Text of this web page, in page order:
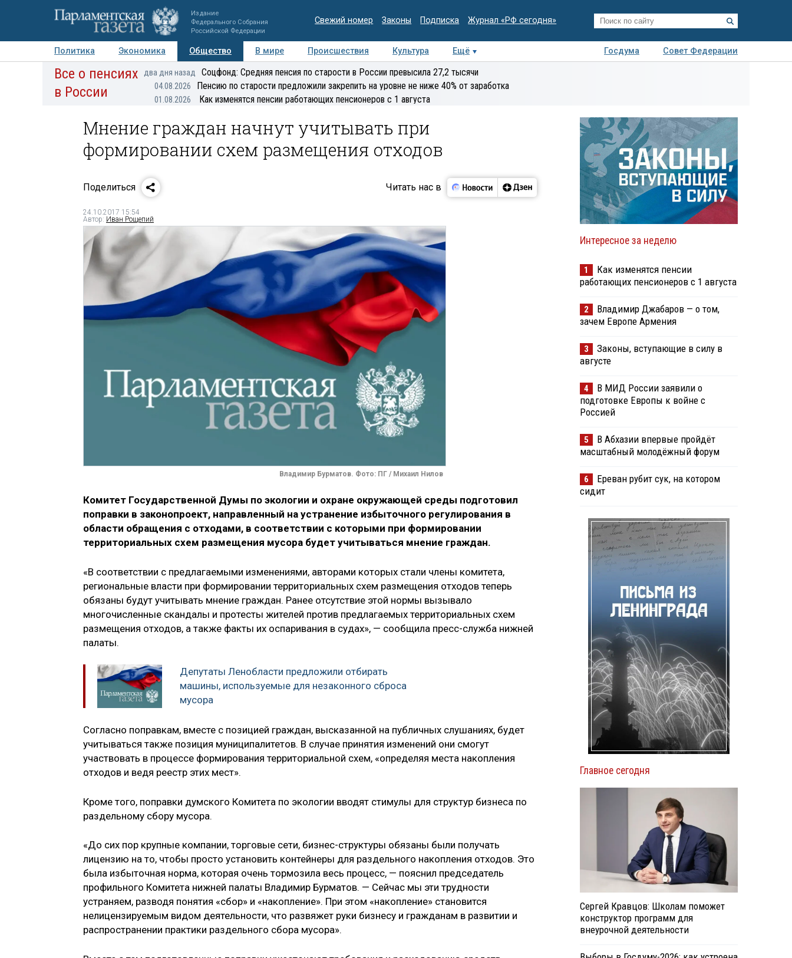
Издание
Федерального Собрания
Российской Федерации
Свежий номер Законы Подписка Журнал «РФ сегодня»
Политика Экономика Общество В мире Происшествия Культура Ещё Госдума
Совет Федерации
Авторы Персоны Мнения Регионы Медиацентр Интервью Колумнисты
Все о пенсиях
в России
два дня назад Соцфонд: Средняя пенсия по старости в России превысила 27,2 тысячи
04.08.2026 Пенсию по старости предложили закрепить на уровне не ниже 40% от заработка
01.08.2026 Как изменятся пенсии работающих пенсионеров с 1 августа
Мнение граждан начнут учитывать при
формировании схем размещения отходов
Поделиться Читать нас в
24.10.2017 15:54
Автор: Иван Рощепий
Владимир Бурматов. Фото: ПГ / Михаил Нилов
Комитет Государственной Думы по экологии и охране окружающей среды подготовил
поправки в законопроект, направленный на устранение избыточного регулирования в
области обращения с отходами, в соответствии с которыми при формировании
территориальных схем размещения мусора будет учитываться мнение граждан.
«В соответствии с предлагаемыми изменениями, авторами которых стали члены комитета,
региональные власти при формировании территориальных схем размещения отходов теперь
обязаны будут учитывать мнение граждан. Ранее отсутствие этой нормы вызывало
многочисленные скандалы и протесты жителей против предлагаемых территориальных схем
размещения отходов, а также факты их оспаривания в судах», — сообщила пресс-служба нижней
палаты.
Депутаты Ленобласти предложили отбирать
машины, используемые для незаконного сброса
мусора
Согласно поправкам, вместе с позицией граждан, высказанной на публичных слушаниях, будет
учитываться также позиция муниципалитетов. В случае принятия изменений они смогут
участвовать в процессе формирования территориальной схем, «определяя места накопления
отходов и ведя реестр этих мест».
Кроме того, поправки думского Комитета по экологии вводят стимулы для структур бизнеса по
раздельному сбору мусора.
«До сих пор крупные компании, торговые сети, бизнес-структуры обязаны были получать
лицензию на то, чтобы просто установить контейнеры для раздельного накопления отходов. Это
была избыточная норма, которая очень тормозила весь процесс, — пояснил председатель
профильного Комитета нижней палаты Владимир Бурматов. — Сейчас мы эти трудности
устраняем, разводя понятия «сбор» и «накопление». При этом «накопление» становится
нелицензируемым видом деятельности, что развяжет руки бизнесу и гражданам в развитии и
распространении практики раздельного сбора мусора».
Интересное за неделю
1
Как изменятся пенсии
работающих пенсионеров с 1 августа
2
Владимир Джабаров — о том,
зачем Европе Армения
3
Законы, вступающие в силу в
августе
4
В МИД России заявили о
подготовке Европы к войне с
Россией
5
В Абхазии впервые пройдёт
масштабный молодёжный форум
6
Ереван рубит сук, на котором
сидит
Главное сегодня
Сергей Кравцов: Школам поможет
конструктор программ для
внеурочной деятельности